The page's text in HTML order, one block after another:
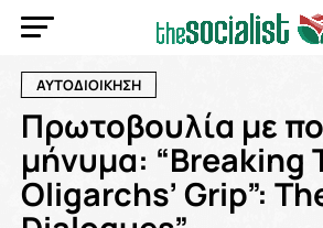
ΑΥΤΟΔΙΟΙΚΗΣΗ
Πρωτοβουλία με
μήνυμα: “Breaking
Oligarchs’ Grip”: